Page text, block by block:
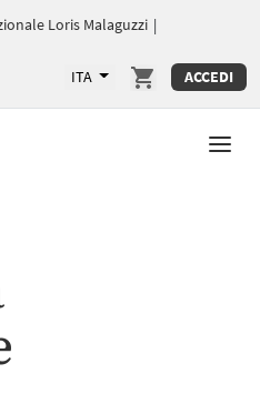
Loris Malaguzzi |
ITA
ACCEDI